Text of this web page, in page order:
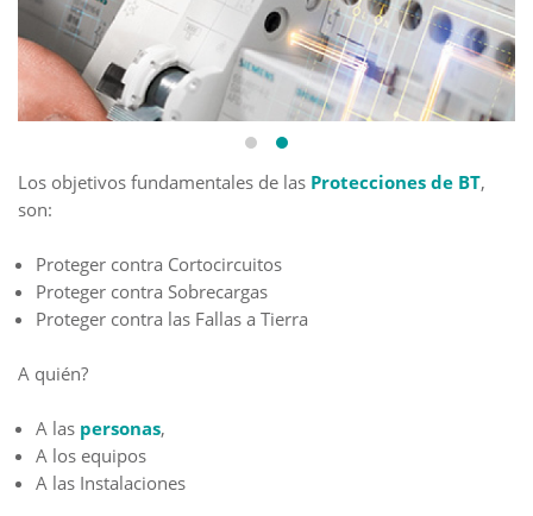
Los objetivos fundamentales de las Protecciones de BT,
son:
Proteger contra Cortocircuitos
Proteger contra Sobrecargas
Proteger contra las Fallas a Tierra
A quién?
A las personas,
A los equipos
A las Instalaciones